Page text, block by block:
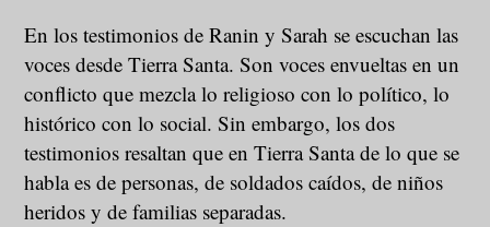
En los testimonios de Ranin y Sarah se escuchan las
voces desde Tierra Santa. Son voces envueltas en un
conflicto que mezcla lo religioso con lo político, lo
histórico con lo social. Sin embargo, los dos
testimonios resaltan que en Tierra Santa de lo que se
habla es de personas, de soldados caídos, de niños
heridos y de familias separadas.